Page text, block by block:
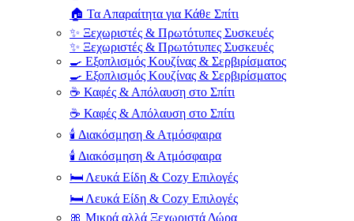
🏠 Τα Απαραίτητα για Κάθε Σπίτι
✨ Ξεχωριστές & Πρωτότυπες Συσκευές
✨ Ξεχωριστές & Πρωτότυπες Συσκευές
🍳 Εξοπλισμός Κουζίνας & Σερβιρίσματος
🍳 Εξοπλισμός Κουζίνας & Σερβιρίσματος
☕ Καφές & Απόλαυση στο Σπίτι
☕ Καφές & Απόλαυση στο Σπίτι
🕯️ Διακόσμηση & Ατμόσφαιρα
🕯️ Διακόσμηση & Ατμόσφαιρα
🛏️ Λευκά Είδη & Cozy Επιλογές
🛏️ Λευκά Είδη & Cozy Επιλογές
🎀 Μικρά αλλά Ξεχωριστά Δώρα